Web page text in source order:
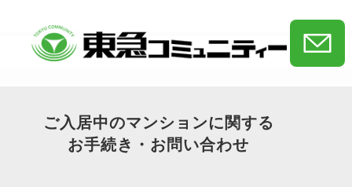
ご入居中のマンションに関する
お手続き・お問い合わせ